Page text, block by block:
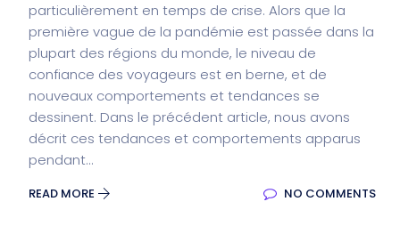
particulièrement en temps de crise. Alors que la
première vague de la pandémie est passée dans la
plupart des régions du monde, le niveau de
confiance des voyageurs est en berne, et de
nouveaux comportements et tendances se
dessinent. Dans le précédent article, nous avons
décrit ces tendances et comportements apparus
pendant...
READ MORE NO COMMENTS